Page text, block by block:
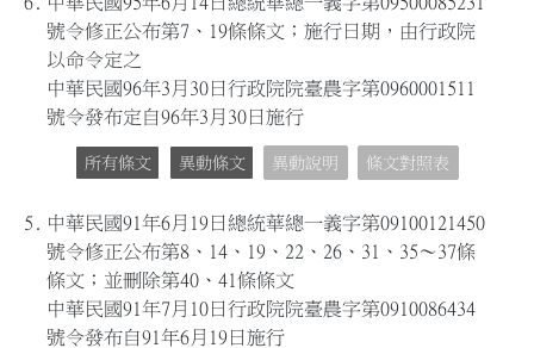
號令修正公布第7、19條條文；施行日期，由行政院
以命令定之
中華民國96年3月30日行政院院臺農字第0960001511
號令發布定自96年3月30日施行
所有條文 異動條文 異動說明 條文對照表
5.
中華民國91年6月19日總統華總一義字第09100121450
號令修正公布第8、14、19、22、26、31、35～37條
條文；並刪除第40、41條條文
中華民國91年7月10日行政院院臺農字第0910086434
號令發布自91年6月19日施行